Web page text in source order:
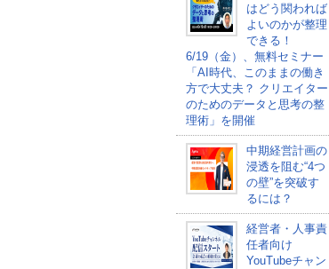
はどう関われば
よいのかが整理
できる！
6/19（金）、無料セミナー
「AI時代、このままの働き
方で大丈夫？ クリエイター
のためのデータと思考の整
理術」を開催
中期経営計画の
浸透を阻む“4つ
の壁”を突破す
るには？
経営者・人事責
任者向け
YouTubeチャン